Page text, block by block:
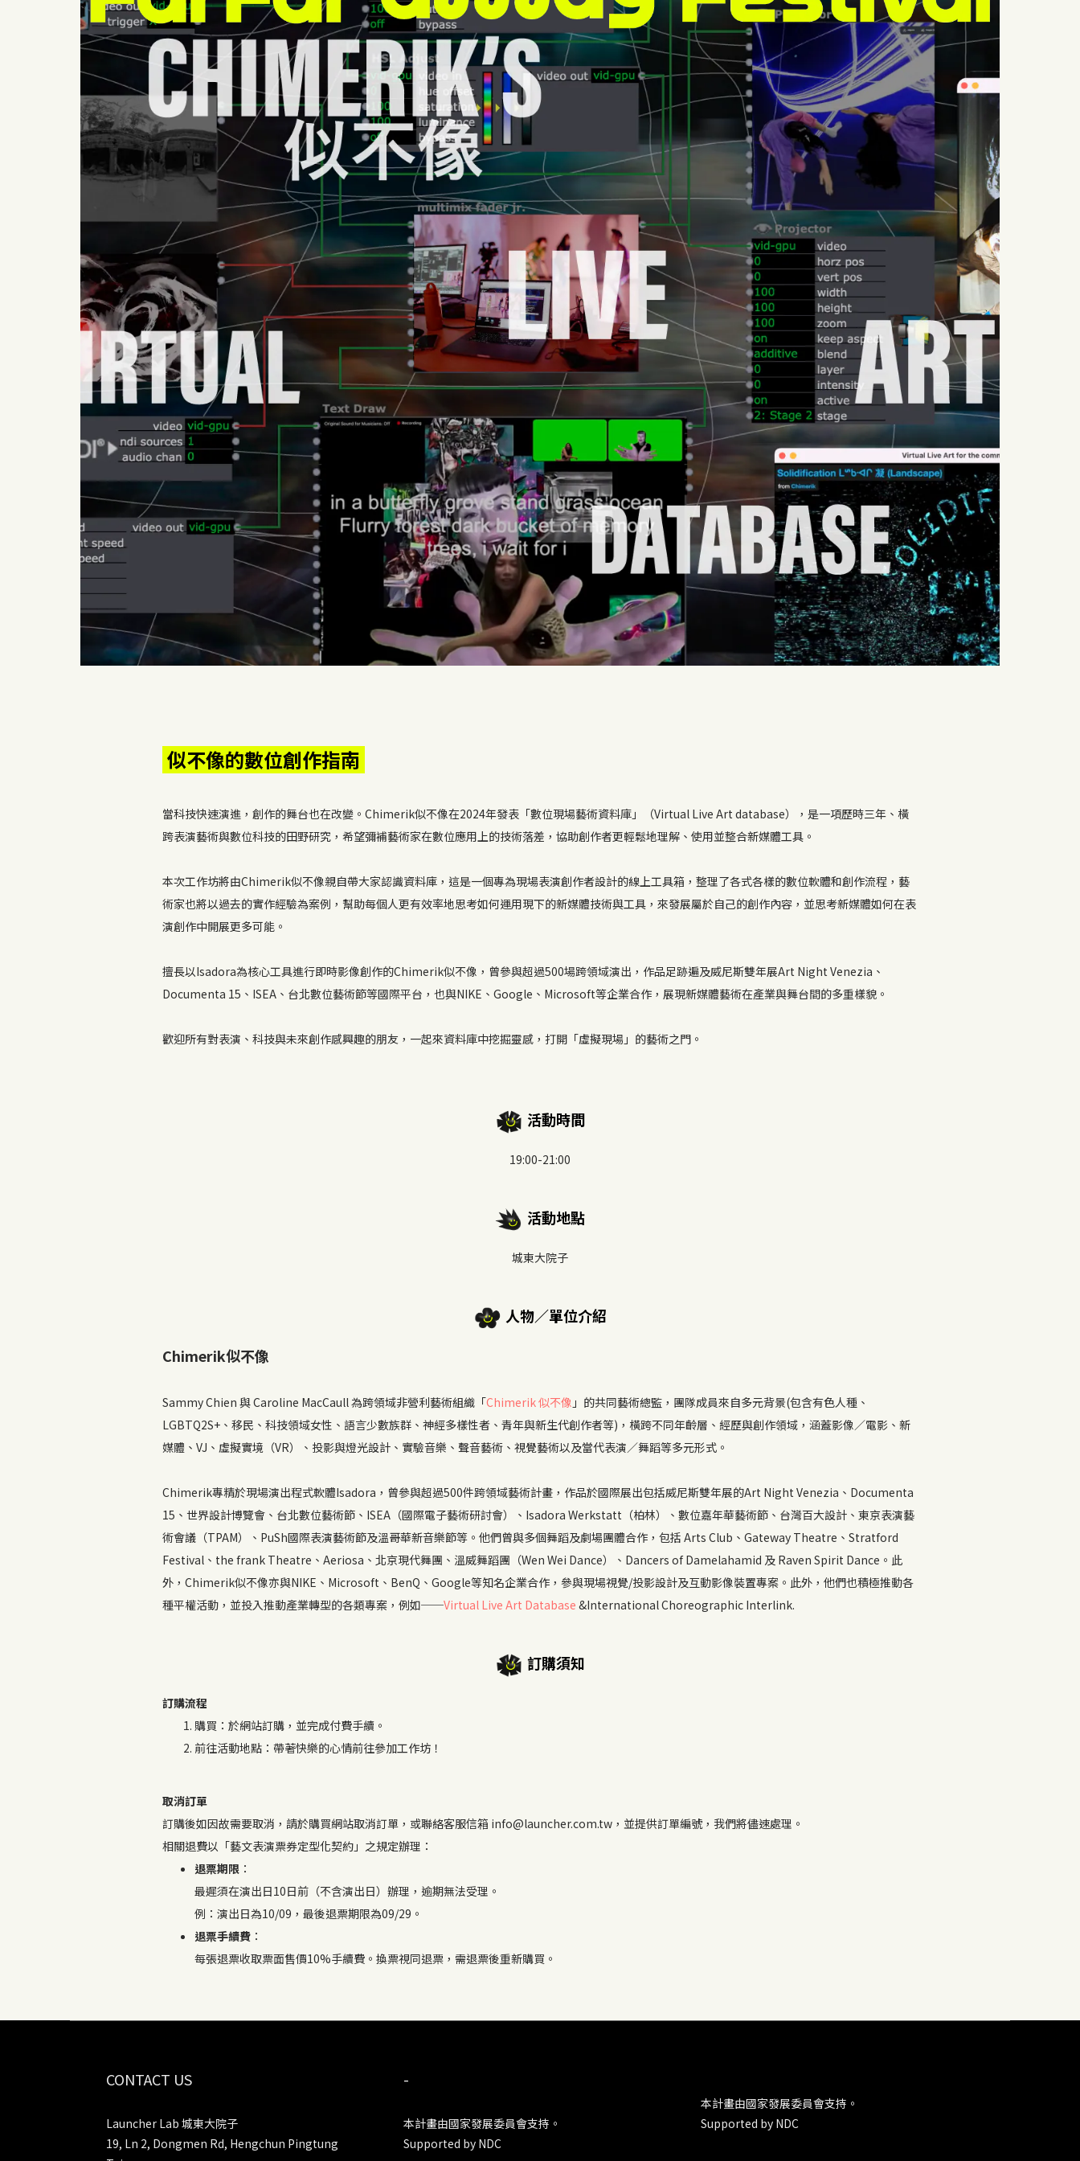
似不像的數位創作指南
當科技快速演進，創作的舞台也在改變。Chimerik似不像在2024年發表「數位現場藝術資料庫」（Virtual Live Art database），是一項歷時三年、橫
跨表演藝術與數位科技的田野研究，希望彌補藝術家在數位應用上的技術落差，協助創作者更輕鬆地理解、使用並整合新媒體工具。
本次工作坊將由Chimerik似不像親自帶大家認識資料庫，這是一個專為現場表演創作者設計的線上工具箱，整理了各式各樣的數位軟體和創作流程，藝
術家也將以過去的實作經驗為案例，幫助每個人更有效率地思考如何運用現下的新媒體技術與工具，來發展屬於自己的創作內容，並思考新媒體如何在表
演創作中開展更多可能。
擅長以Isadora為核心工具進行即時影像創作的Chimerik似不像，曾參與超過500場跨領域演出，作品足跡遍及威尼斯雙年展Art Night Venezia、
Documenta 15、ISEA、台北數位藝術節等國際平台，也與NIKE、Google、Microsoft等企業合作，展現新媒體藝術在產業與舞台間的多重樣貌。
歡迎所有對表演、科技與未來創作感興趣的朋友，一起來資料庫中挖掘靈感，打開「虛擬現場」的藝術之門。
活動時間
19:00-21:00
活動地點
城東大院子
人物／單位介紹
Chimerik似不像
Sammy Chien 與 Caroline MacCaull 為跨領域非營利藝術組織「Chimerik 似不像 」的共同藝術總監，團隊成員來自多元背景(包含有色人種、
LGBTQ2S+、移民、科技領域女性、語言少數族群、神經多樣性者、青年與新生代創作者等)，橫跨不同年齡層、經歷與創作領域，涵蓋影像／電影、新
媒體、VJ、虛擬實境（VR）、投影與燈光設計、實驗音樂、聲音藝術、視覺藝術以及當代表演／舞蹈等多元形式。
Chimerik專精於現場演出程式軟體Isadora，曾參與超過500件跨領域藝術計畫，作品於國際展出包括威尼斯雙年展的Art Night Venezia、Documenta
15、世界設計博覽會、台北數位藝術節、ISEA（國際電子藝術研討會）、Isadora Werkstatt（柏林）、數位嘉年華藝術節、台灣百大設計、東京表演藝
術會議（TPAM）、PuSh國際表演藝術節及溫哥華新音樂節等。他們曾與多個舞蹈及劇場團體合作，包括 Arts Club、Gateway Theatre、Stratford
Festival、the frank Theatre、Aeriosa、北京現代舞團、溫威舞蹈團（Wen Wei Dance）、Dancers of Damelahamid 及 Raven Spirit Dance。此
外，Chimerik似不像亦與NIKE、Microsoft、BenQ、Google等知名企業合作，參與現場視覺/投影設計及互動影像裝置專案。此外，他們也積極推動各
種平權活動，並投入推動產業轉型的各類專案，例如──Virtual Live Art Database &International Choreographic Interlink.
訂購須知
訂購流程
購買：於網站訂購，並完成付費手續。
前往活動地點：帶著快樂的心情前往參加工作坊！
取消訂單
訂購後如因故需要取消，請於購買網站取消訂單，或聯絡客服信箱 info@launcher.com.tw，並提供訂單編號，我們將儘速處理。
相關退費以「藝文表演票券定型化契約」之規定辦理：
退票期限：
最遲須在演出日10日前（不含演出日）辦理，逾期無法受理。
例：演出日為10/09，最後退票期限為09/29。
退票手續費：
每張退票收取票面售價10%手續費。換票視同退票，需退票後重新購買。
CONTACT US
Launcher Lab 城東大院子
19, Ln 2, Dongmen Rd, Hengchun Pingtung
-
本計畫由國家發展委員會支持。
Supported by NDC
本計畫由國家發展委員會支持。
Supported by NDC